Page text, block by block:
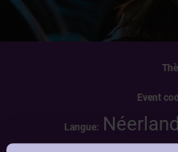
Event
Langue: